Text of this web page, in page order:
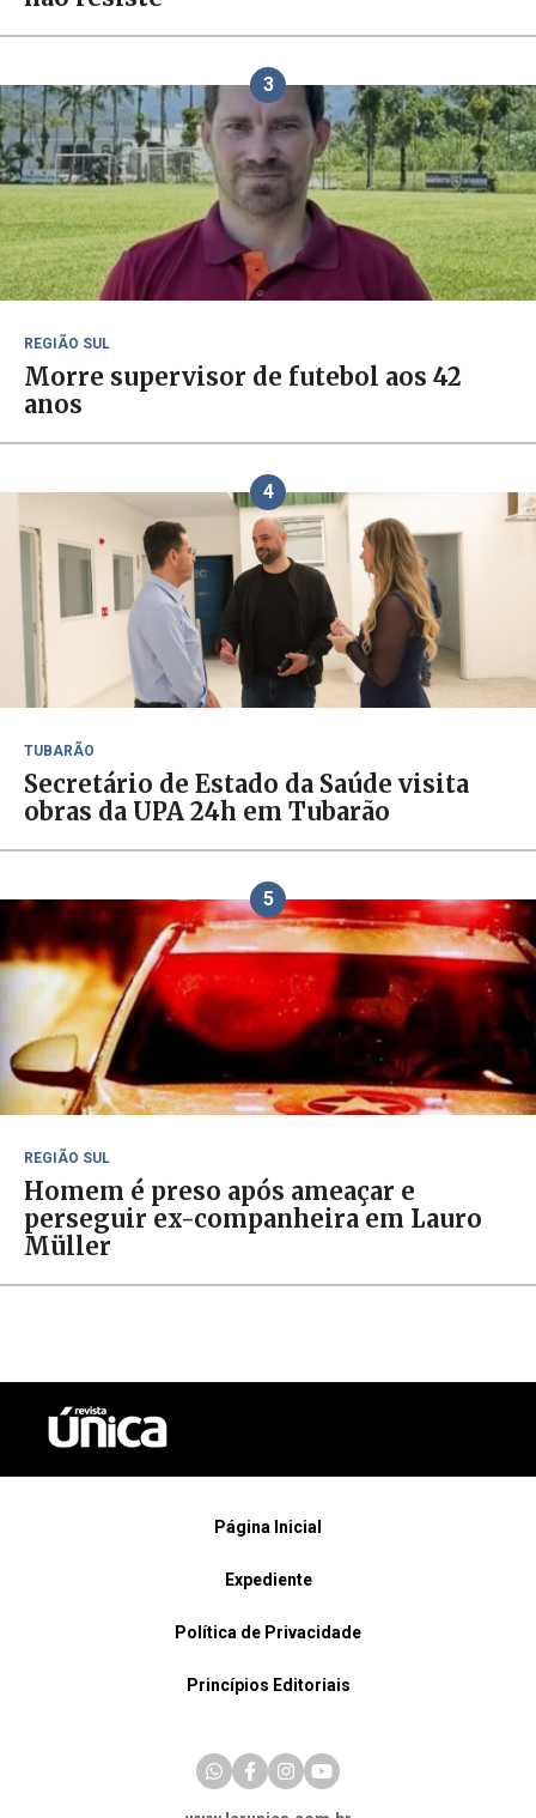
3
REGIÃO SUL
Morre supervisor de futebol aos 42
anos
4
TUBARÃO
Secretário de Estado da Saúde visita
obras da UPA 24h em Tubarão
5
REGIÃO SUL
Homem é preso após ameaçar e
perseguir ex-companheira em Lauro
Müller
Página Inicial
Expediente
Política de Privacidade
Princípios Editoriais